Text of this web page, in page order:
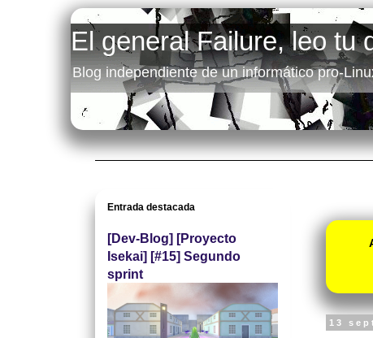
El general Failure, leo tu
Blog independiente de un informático pro-
13
Entrada destacada
[Dev-Blog] [Proyecto
Isekai] [#15] Segundo
sprint